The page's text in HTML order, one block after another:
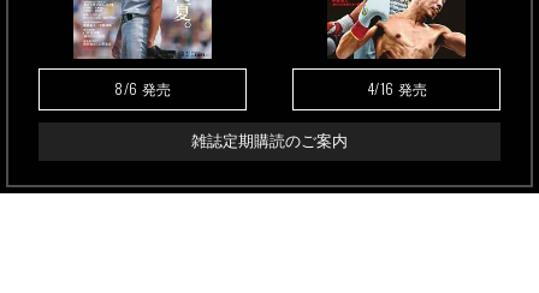
8/6 発売 4/16 発売
雑誌定期購読のご案内